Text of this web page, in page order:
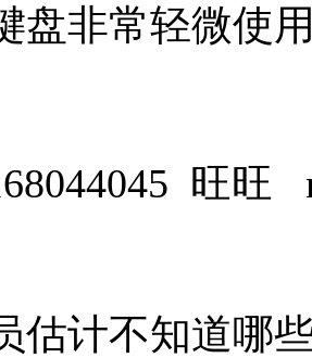
盘非常轻微使
旺旺
估计不知道哪